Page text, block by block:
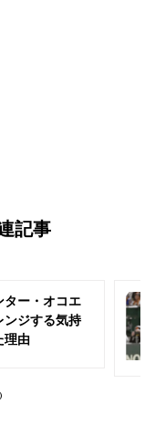
記事
ター・オコエ
ンジする気持
理由